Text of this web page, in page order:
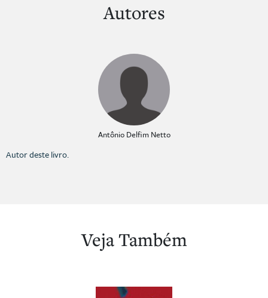
Autores
Antônio Delfim Netto
Autor deste livro.
Veja Também